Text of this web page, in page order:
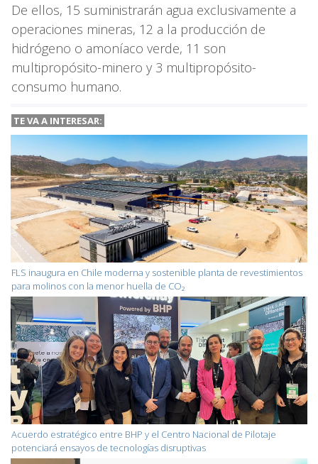
De ellos, 15 suministrarán agua exclusivamente a
operaciones mineras, 12 a la producción de
hidrógeno o amoníaco verde, 11 son
multipropósito-minero y 3 multipropósito-
consumo humano.
TE VA A INTERESAR:
FLS inaugura en Chile moderna y sostenible planta de revestimientos
para molinos con la menor huella de CO₂
Acuerdo estratégico entre BHP y el Centro Nacional de Pilotaje
potenciará ensayos de tecnologías disruptivas